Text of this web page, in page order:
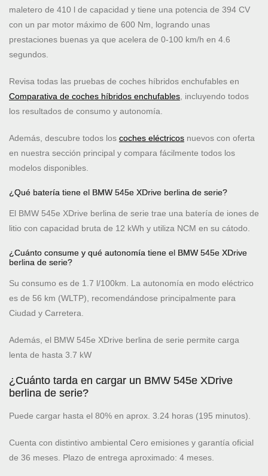
maletero de 410 l de capacidad y tiene una potencia de 394 CV
con un par motor máximo de 600 Nm, logrando unas
prestaciones buenas ya que acelera de 0-100 km/h en 4.6
segundos.
Revisa todas las pruebas de coches híbridos enchufables en
Comparativa de coches híbridos enchufables , incluyendo todos
los resultados de consumo y autonomía.
Además, descubre todos los coches eléctricos nuevos con oferta
en nuestra sección principal y compara fácilmente todos los
modelos disponibles.
¿Qué batería tiene el BMW 545e XDrive berlina de serie?
El BMW 545e XDrive berlina de serie trae una batería de iones de
litio con capacidad bruta de 12 kWh y utiliza NCM en su cátodo.
¿Cuánto consume y qué autonomía tiene el BMW 545e XDrive
berlina de serie?
Su consumo es de 1.7 l/100km. La autonomía en modo eléctrico
es de 56 km (WLTP), recomendándose principalmente para
Ciudad y Carretera.
Además, el BMW 545e XDrive berlina de serie permite carga
lenta de hasta 3.7 kW
¿Cuánto tarda en cargar un BMW 545e XDrive
berlina de serie?
Puede cargar hasta el 80% en aprox. 3.24 horas (195 minutos).
Cuenta con distintivo ambiental Cero emisiones y garantía oficial
de 36 meses. Plazo de entrega aproximado: 4 meses.